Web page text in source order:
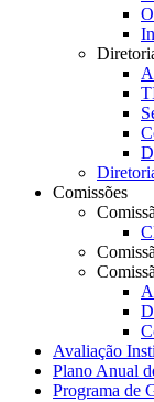
Comissões
Avaliação
Plano Anual
Programa de